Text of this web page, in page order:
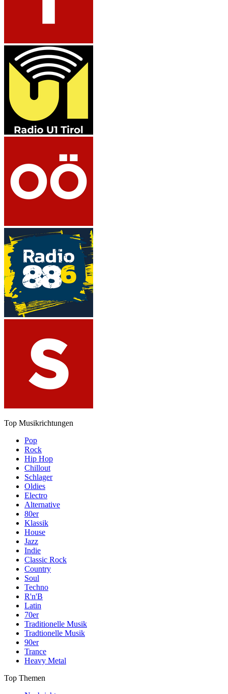
Top Musikrichtungen
Pop
Rock
Hip Hop
Chillout
Schlager
Oldies
Electro
Alternative
80er
Klassik
House
Jazz
Indie
Classic Rock
Country
Soul
Techno
R'n'B
Latin
70er
Traditionelle Musik
Tradtionelle Musik
90er
Trance
Heavy Metal
Top Themen